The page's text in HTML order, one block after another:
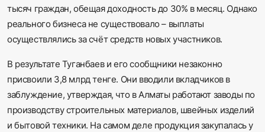
тысяч граждан, обещая доходность до 30% в месяц. Однако
реального бизнеса не существовало – выплаты
осуществлялись за счёт средств новых участников.
В результате Туганбаев и его сообщники незаконно
присвоили 3,8 млрд тенге. Они вводили вкладчиков в
заблуждение, утверждая, что в Алматы работают заводы по
производству строительных материалов, швейных изделий
и бытовой техники. На самом деле продукция закупалась у